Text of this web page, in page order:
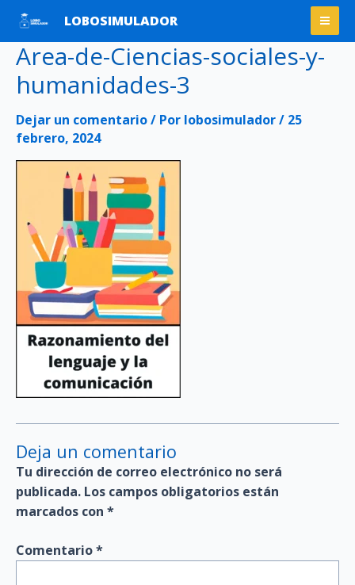
contenido
LOBOSIMULADOR
Area-de-Ciencias-sociales-y-
humanidades-3
Dejar un comentario/ Por lobosimulador/ 25
febrero, 2024
Deja un comentario
Tu dirección de correo electrónico no será
publicada. Los campos obligatorios están
marcados con *
Comentario*